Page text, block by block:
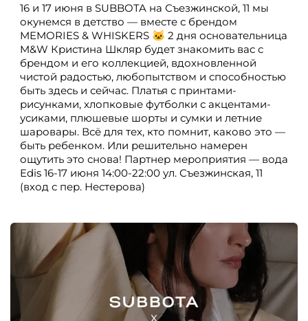
16 и 17 июня в SUBBOTA на Съезжинской, 11 мы
окунемся в детство — вместе с брендом
MEMORIES & WHISKERS 🐱 2 дня основательница
M&W Кристина Шкляр будет знакомить вас с
брендом и его коллекцией, вдохновленной
чистой радостью, любопытством и способностью
быть здесь и сейчас. Платья с принтами-
рисунками, хлопковые футболки с акцентами-
усиками, плюшевые шорты и сумки и летние
шаровары. Всё для тех, кто помнит, каково это —
быть ребенком. Или решительно намерен
ощутить это снова! Партнер мероприятия — вода
Edis 16-17 июня 14:00-22:00 ул. Съезжинская, 11
(вход с пер. Нестерова)